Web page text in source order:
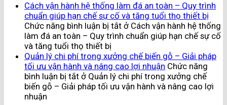
Cách vận hành hệ thống làm đá an toàn – Quy trình
chuẩn giúp hạn chế sự cố và tăng tuổi thọ thiết bị
Chức năng bình luận bị tắt ở Cách vận hành hệ thống
làm đá an toàn – Quy trình chuẩn giúp hạn chế sự cố
và tăng tuổi thọ thiết bị
Quản lý chi phí trong xưởng chế biến gỗ – Giải pháp
tối ưu vận hành và nâng cao lợi nhuận Chức năng
bình luận bị tắt ở Quản lý chi phí trong xưởng chế
biến gỗ – Giải pháp tối ưu vận hành và nâng cao lợi
nhuận